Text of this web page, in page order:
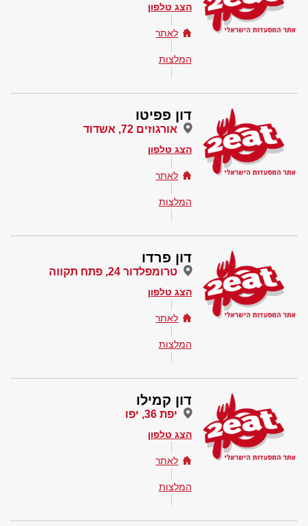
הצג טלפון
לאתר
המלצות
דון פפיטו
אורגוזים 72, אשדוד
הצג טלפון
לאתר
המלצות
דון פרדו
טרומפלדור 24, פתח תקווה
הצג טלפון
לאתר
המלצות
דון קמילו
יפת 36, יפו
הצג טלפון
לאתר
המלצות